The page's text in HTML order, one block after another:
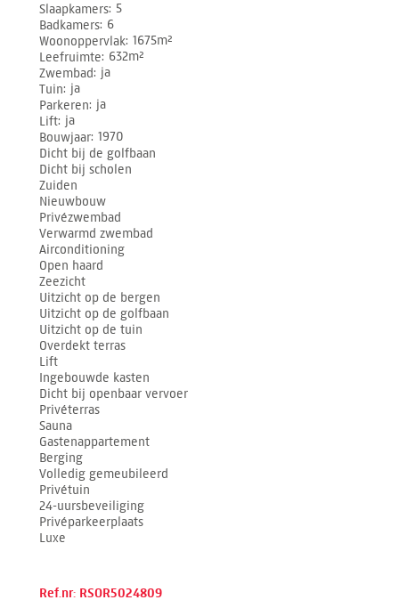
Slaapkamers 5
Badkamers 6
Woonoppervlak 1675m²
Leefruimte 632m²
Zwembad ja
Tuin ja
Parkeren ja
Lift ja
Bouwjaar 1970
Dicht bij de golfbaan
Dicht bij scholen
Zuiden
Nieuwbouw
Privézwembad
Verwarmd zwembad
Airconditioning
Open haard
Zeezicht
Uitzicht op de bergen
Uitzicht op de golfbaan
Uitzicht op de tuin
Overdekt terras
Lift
Ingebouwde kasten
Dicht bij openbaar vervoer
Privéterras
Sauna
Gastenappartement
Berging
Volledig gemeubileerd
Privétuin
24-uursbeveiliging
Privéparkeerplaats
Luxe
Ref.nr: RSOR5024809